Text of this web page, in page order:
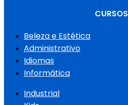
CURSOS
Beleza e Estética
Administrativo
Idiomas
Informática
Industrial